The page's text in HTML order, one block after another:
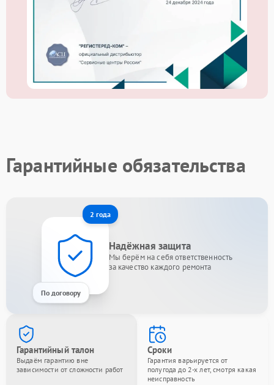
Гарантийные обязательства
2 года
По договору
Надёжная защита
Мы берём на себя ответственность
за качество каждого ремонта
Гарантийный талон
Выдаём гарантию вне
зависимости от сложности работ
Сроки
Гарантия варьируется от
полугода до 2-х лет, смотря какая
неисправность